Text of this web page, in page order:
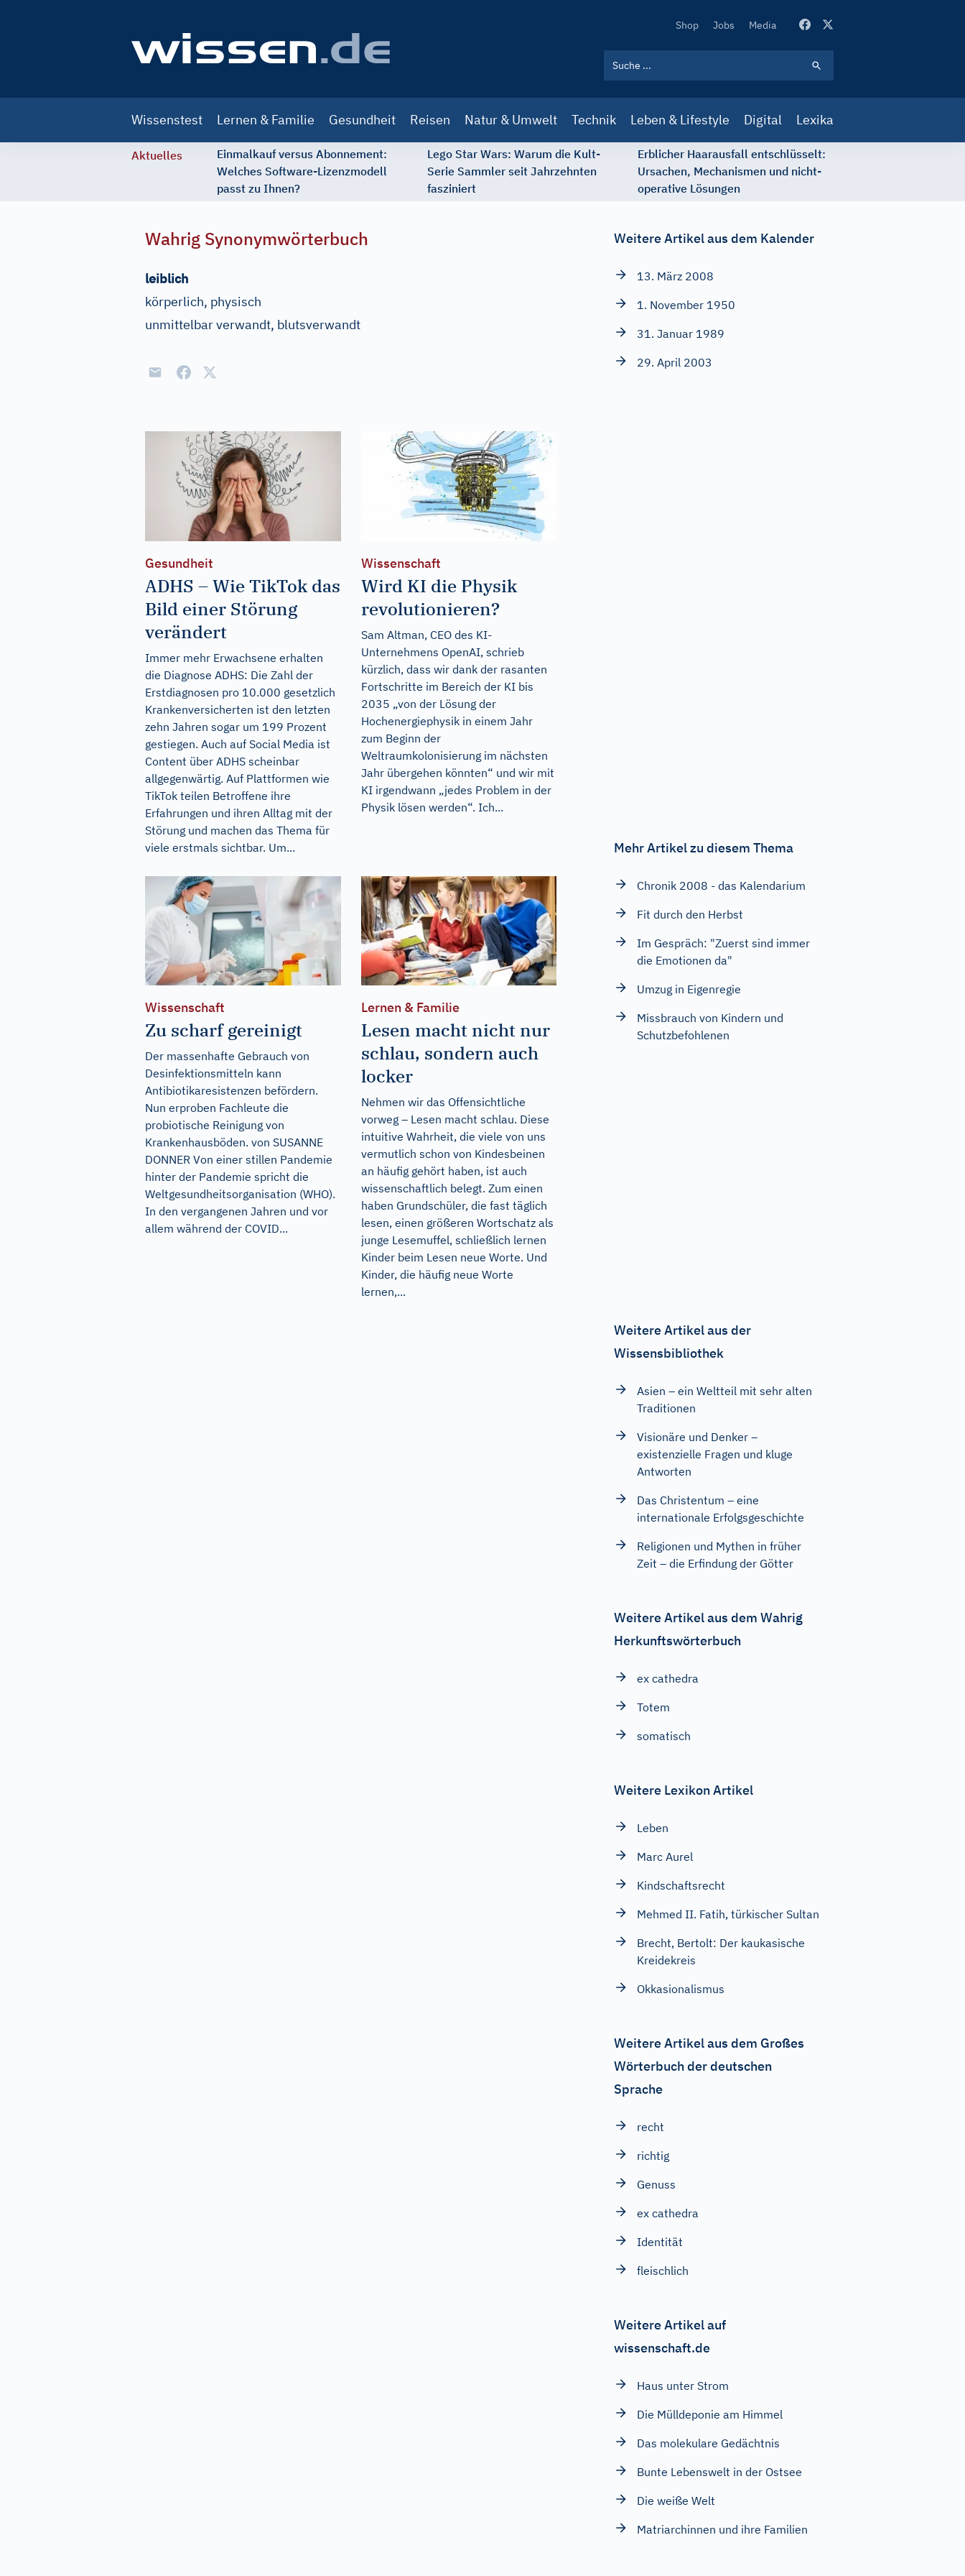
Secondary
Shop Jobs Media
navigation
Wissenstest Lernen & Familie Gesundheit Reisen Natur & Umwelt Technik Leben & Lifestyle Digital Lexika
Aktuelles
Einmalkauf versus Abonnement:
Welches Software-Lizenzmodell
passt zu Ihnen?
Lego Star Wars: Warum die Kult-
Serie Sammler seit Jahrzehnten
fasziniert
Erblicher Haarausfall entschlüsselt:
Ursachen, Mechanismen und nicht-
operative Lösungen
Wahrig Synonymwörterbuch
leiblich
körperlich, physisch
unmittelbar verwandt, blutsverwandt
Gesundheit
ADHS – Wie TikTok das
Bild einer Störung
verändert
Immer mehr Erwachsene erhalten
die Diagnose ADHS: Die Zahl der
Erstdiagnosen pro 10.000 gesetzlich
Krankenversicherten ist den letzten
zehn Jahren sogar um 199 Prozent
gestiegen. Auch auf Social Media ist
Content über ADHS scheinbar
allgegenwärtig. Auf Plattformen wie
TikTok teilen Betroffene ihre
Erfahrungen und ihren Alltag mit der
Störung und machen das Thema für
viele erstmals sichtbar. Um...
Wissenschaft
Wird KI die Physik
revolutionieren?
Sam Altman, CEO des KI-
Unternehmens OpenAI, schrieb
kürzlich, dass wir dank der rasanten
Fortschritte im Bereich der KI bis
2035 „von der Lösung der
Hochenergiephysik in einem Jahr
zum Beginn der
Weltraumkolonisierung im nächsten
Jahr übergehen könnten“ und wir mit
KI irgendwann „jedes Problem in der
Physik lösen werden“. Ich...
Wissenschaft
Zu scharf gereinigt
Der massenhafte Gebrauch von
Desinfektionsmitteln kann
Antibiotikaresistenzen befördern.
Nun erproben Fachleute die
probiotische Reinigung von
Krankenhausböden. von SUSANNE
DONNER Von einer stillen Pandemie
hinter der Pandemie spricht die
Weltgesundheitsorganisation (WHO).
In den vergangenen Jahren und vor
allem während der COVID...
Lernen & Familie
Lesen macht nicht nur
schlau, sondern auch
locker
Nehmen wir das Offensichtliche
vorweg – Lesen macht schlau. Diese
intuitive Wahrheit, die viele von uns
vermutlich schon von Kindesbeinen
an häufig gehört haben, ist auch
wissenschaftlich belegt. Zum einen
haben Grundschüler, die fast täglich
lesen, einen größeren Wortschatz als
junge Lesemuffel, schließlich lernen
Kinder beim Lesen neue Worte. Und
Kinder, die häufig neue Worte
lernen,...
Weitere Artikel aus dem Kalender
13. März 2008
1. November 1950
31. Januar 1989
29. April 2003
Mehr Artikel zu diesem Thema
Chronik 2008 - das Kalendarium
Fit durch den Herbst
Im Gespräch: "Zuerst sind immer
die Emotionen da"
Umzug in Eigenregie
Missbrauch von Kindern und
Schutzbefohlenen
Weitere Artikel aus der
Wissensbibliothek
Asien – ein Weltteil mit sehr alten
Traditionen
Visionäre und Denker –
existenzielle Fragen und kluge
Antworten
Das Christentum – eine
internationale Erfolgsgeschichte
Religionen und Mythen in früher
Zeit – die Erfindung der Götter
Weitere Artikel aus dem Wahrig
Herkunftswörterbuch
ex cathedra
Totem
somatisch
Weitere Lexikon Artikel
Leben
Marc Aurel
Kindschaftsrecht
Mehmed II. Fatih, türkischer Sultan
Brecht, Bertolt: Der kaukasische
Kreidekreis
Okkasionalismus
Weitere Artikel aus dem Großes
Wörterbuch der deutschen
Sprache
recht
richtig
Genuss
ex cathedra
Identität
fleischlich
Weitere Artikel auf
wissenschaft.de
Haus unter Strom
Die Mülldeponie am Himmel
Das molekulare Gedächtnis
Bunte Lebenswelt in der Ostsee
Die weiße Welt
Matriarchinnen und ihre Familien